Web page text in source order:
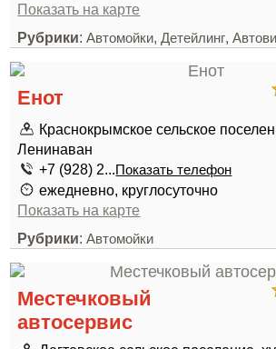
Показать на карте
Рубрики:Автомойки,Детейлинг,
Енот
Краснокрымское сельское
Ленинаван
+7 (928) 2...Показать телефон
ежедневно, круглосуточно
Показать на карте
Рубрики:Автомойки
Местечковый
автосервис